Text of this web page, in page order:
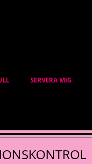
SERVERA MIG